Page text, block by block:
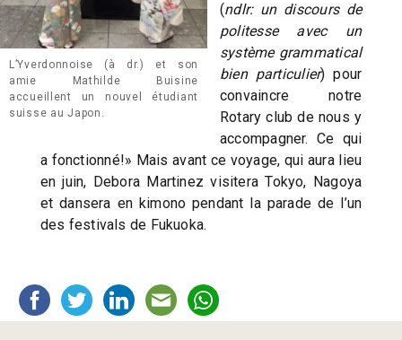
L’Yverdonnoise (à dr.) et son
amie Mathilde Buisine
accueillent un nouvel étudiant
suisse au Japon.
(ndlr: un discours de
politesse avec un
système grammatical
bien particulier) pour
convaincre notre
Rotary club de nous y
accompagner. Ce qui
a fonctionné!» Mais avant ce voyage, qui aura lieu
en juin, Debora Martinez visitera Tokyo, Nagoya
et dansera en kimono pendant la parade de l’un
des festivals de Fukuoka.